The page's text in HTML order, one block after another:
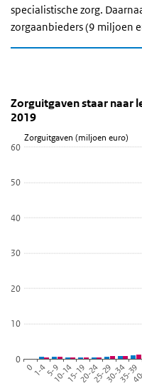
specialistische zorg.
zorgaanbieders (9 miljoen
Zorguitgaven
Sla de grafiek
Zorguitgaven staar
Staaf grafiek met 2 reeksen.
Bekijk als data tabel.
De grafiek heeft 1 Y-as die
Zorguitgaven (miljoen euro)
Zorguitgaven staar naar
2019
0
10
20
30
40
50
60
01-45-910-1415-1920-2425-2930-3435-39